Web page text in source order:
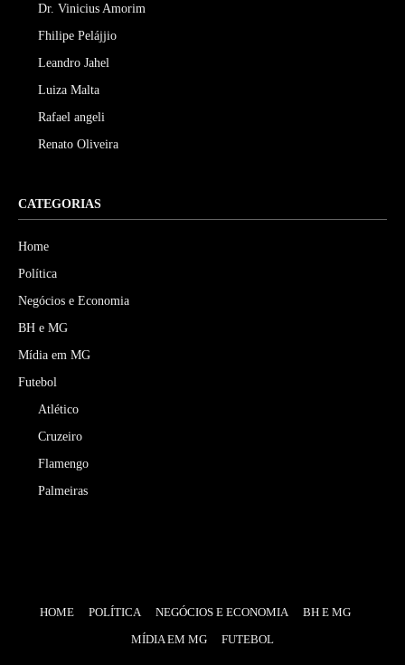
Dr. Vinicius Amorim
Fhilipe Pelájjio
Leandro Jahel
Luiza Malta
Rafael angeli
Renato Oliveira
CATEGORIAS
Home
Política
Negócios e Economia
BH e MG
Mídia em MG
Futebol
Atlético
Cruzeiro
Flamengo
Palmeiras
HOME POLÍTICA NEGÓCIOS E ECONOMIA
BH E MG
MÍDIA EM MG
FUTEBOL